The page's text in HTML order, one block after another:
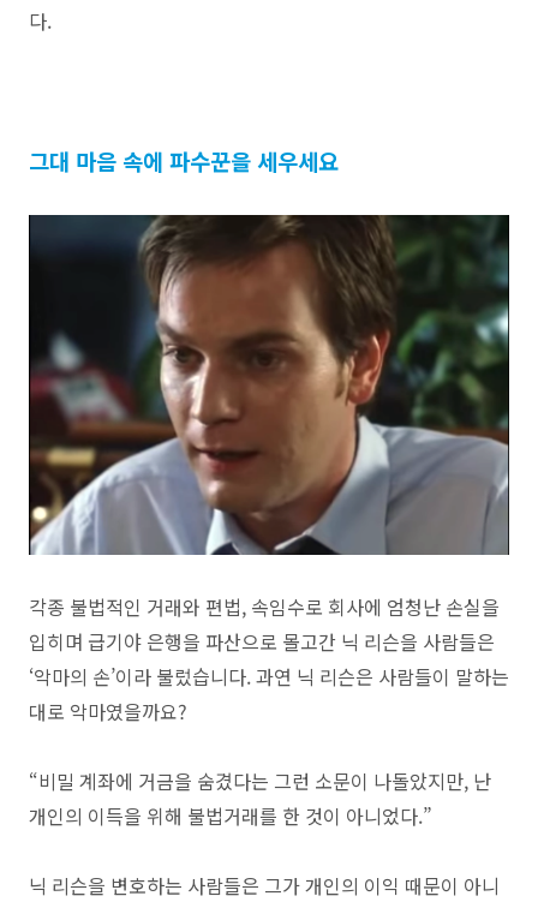
다.
그대 마음 속에 파수꾼을 세우세요
각종 불법적인 거래와 편법, 속임수로 회사에 엄청난 손실을
입히며 급기야 은행을 파산으로 몰고간 닉 리슨을 사람들은
‘악마의 손’이라 불렀습니다. 과연 닉 리슨은 사람들이 말하는
대로 악마였을까요?
“비밀 계좌에 거금을 숨겼다는 그런 소문이 나돌았지만, 난
개인의 이득을 위해 불법거래를 한 것이 아니었다.”
닉 리슨을 변호하는 사람들은 그가 개인의 이익 때문이 아니